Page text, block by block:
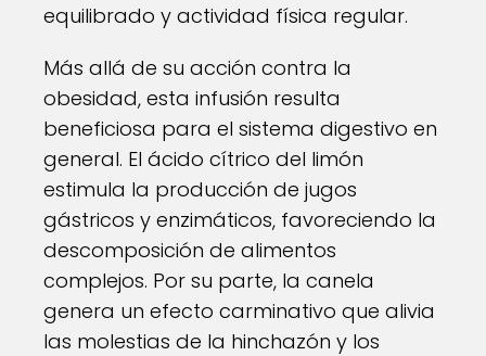
equilibrado y actividad física regular.
Más allá de su acción contra la
obesidad, esta infusión resulta
beneficiosa para el sistema digestivo en
general. El ácido cítrico del limón
estimula la producción de jugos
gástricos y enzimáticos, favoreciendo la
descomposición de alimentos
complejos. Por su parte, la canela
genera un efecto carminativo que alivia
las molestias de la hinchazón y los